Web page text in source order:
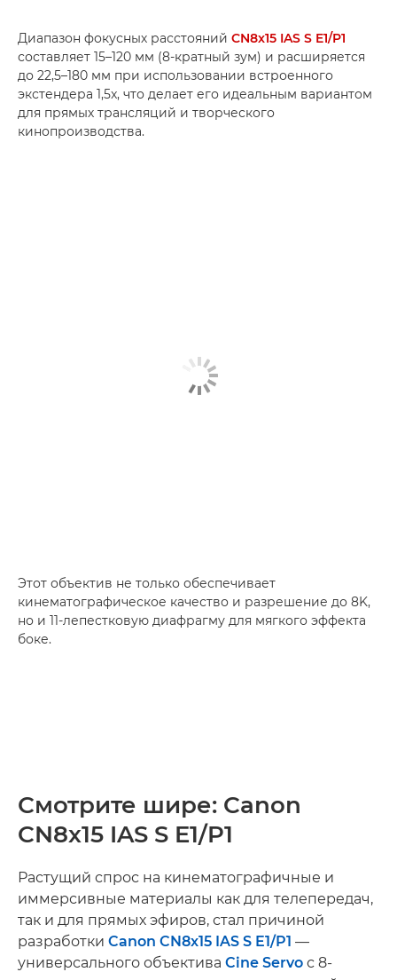
Диапазон фокусных расстояний CN8x15 IAS S E1/P1
составляет 15–120 мм (8-кратный зум) и расширяется
до 22,5–180 мм при использовании встроенного
экстендера 1,5x, что делает его идеальным вариантом
для прямых трансляций и творческого
кинопроизводства.
Этот объектив не только обеспечивает
кинематографическое качество и разрешение до 8K,
но и 11-лепестковую диафрагму для мягкого эффекта
боке.
Смотрите шире: Canon
CN8x15 IAS S E1/P1
Растущий спрос на кинематографичные и
иммерсивные материалы как для телепередач,
так и для прямых эфиров, стал причиной
разработки Canon CN8x15 IAS S E1/P1 —
универсального объектива Cine Servo с 8-